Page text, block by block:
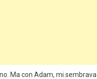
Ma con Adam, mi sembrava